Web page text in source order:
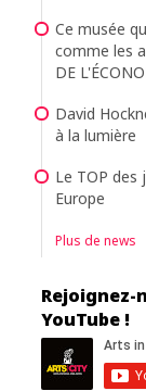
Ce musée
comme les
DE
David
à la lumière
Le TOP des
Europe
Plus de news
Rejoignez-
YouTube !